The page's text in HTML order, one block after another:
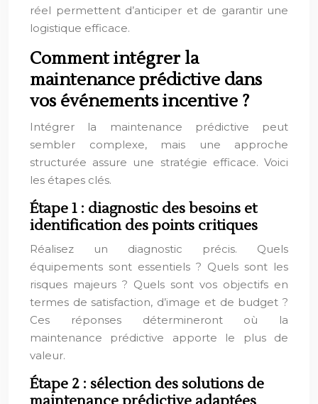
réel permettent d’anticiper et de garantir une
logistique efficace.
Comment intégrer la
maintenance prédictive dans
vos événements incentive ?
Intégrer la maintenance prédictive peut
sembler complexe, mais une approche
structurée assure une stratégie efficace. Voici
les étapes clés.
Étape 1 : diagnostic des besoins et
identification des points critiques
Réalisez un diagnostic précis. Quels
équipements sont essentiels ? Quels sont les
risques majeurs ? Quels sont vos objectifs en
termes de satisfaction, d’image et de budget ?
Ces réponses détermineront où la
maintenance prédictive apporte le plus de
valeur.
Étape 2 : sélection des solutions de